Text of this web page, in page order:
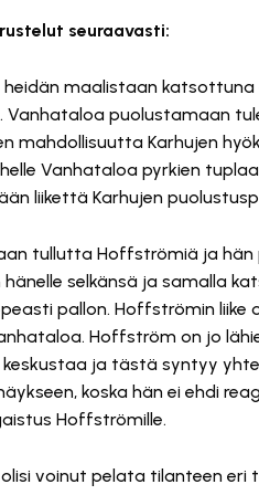
seuraavasti:
maalistaan
puolustamaan
mahdollisuutta Karhujen
Vanhataloa pyrkien
liikettä Karhujen
tullutta Hoffströmiä ja hän
selkänsä ja samalla
pallon. Hoffströmin liike
Hoffström on jo
ja tästä syntyy
koska hän ei ehdi
Hoffströmille.
voinut pelata tilanteen eri